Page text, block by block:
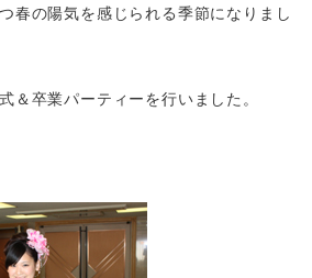
春の陽気を感じられる季節になりまし
＆卒業パーティーを行いました。